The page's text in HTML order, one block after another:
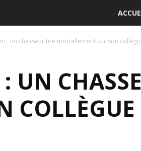
: un chasseur tire mortellement sur son
UN